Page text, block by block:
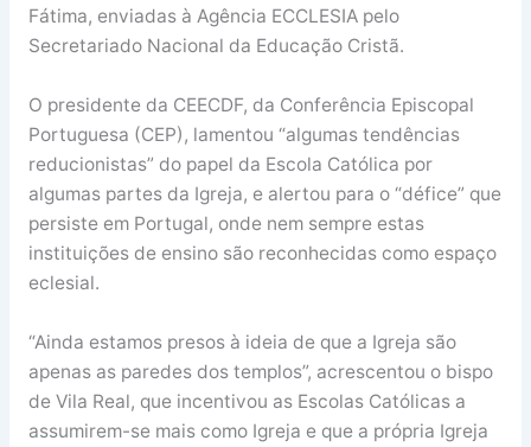
Fátima, enviadas à Agência ECCLESIA pelo
Secretariado Nacional da Educação Cristã.
O presidente da CEECDF, da Conferência Episcopal
Portuguesa (CEP), lamentou “algumas tendências
reducionistas” do papel da Escola Católica por
algumas partes da Igreja, e alertou para o “défice” que
persiste em Portugal, onde nem sempre estas
instituições de ensino são reconhecidas como espaço
eclesial.
“Ainda estamos presos à ideia de que a Igreja são
apenas as paredes dos templos”, acrescentou o bispo
de Vila Real, que incentivou as Escolas Católicas a
assumirem-se mais como Igreja e que a própria Igreja